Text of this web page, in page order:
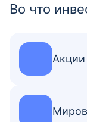
Во что
Акции